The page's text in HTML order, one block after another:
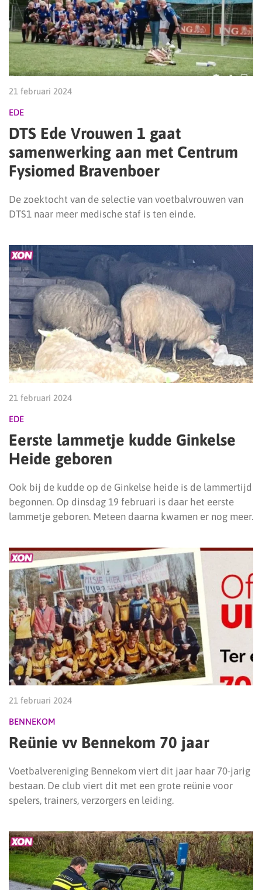
21 februari 2024
EDE
DTS Ede Vrouwen 1 gaat
samenwerking aan met Centrum
Fysiomed Bravenboer
De zoektocht van de selectie van voetbalvrouwen van
DTS1 naar meer medische staf is ten einde.
21 februari 2024
EDE
Eerste lammetje kudde Ginkelse
Heide geboren
Ook bij de kudde op de Ginkelse heide is de lammertijd
begonnen. Op dinsdag 19 februari is daar het eerste
lammetje geboren. Meteen daarna kwamen er nog meer.
21 februari 2024
BENNEKOM
Reünie vv Bennekom 70 jaar
Voetbalvereniging Bennekom viert dit jaar haar 70-jarig
bestaan. De club viert dit met een grote reünie voor
spelers, trainers, verzorgers en leiding.